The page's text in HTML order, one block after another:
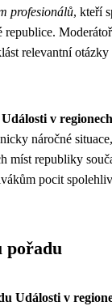
profesionálů, kteří
republice.
relevantní otázky
v regionech
náročné
míst republiky
pocit
pořadu
Události v